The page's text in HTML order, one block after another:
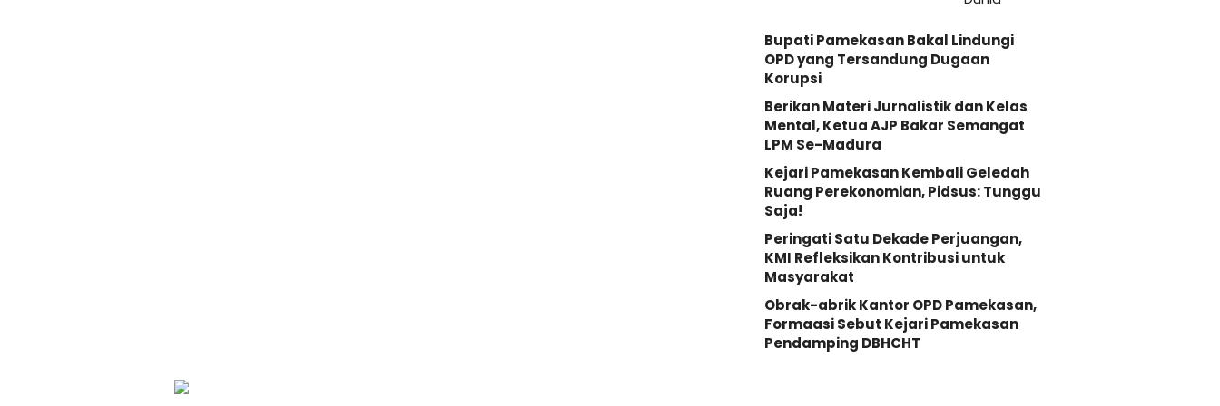
Bupati Pamekasan Bakal Lindungi
OPD yang Tersandung Dugaan
Korupsi
Berikan Materi Jurnalistik dan Kelas
Mental, Ketua AJP Bakar Semangat
LPM Se-Madura
Kejari Pamekasan Kembali Geledah
Ruang Perekonomian, Pidsus: Tunggu
Saja!
Peringati Satu Dekade Perjuangan,
KMI Refleksikan Kontribusi untuk
Masyarakat
Obrak-abrik Kantor OPD Pamekasan,
Formaasi Sebut Kejari Pamekasan
Pendamping DBHCHT